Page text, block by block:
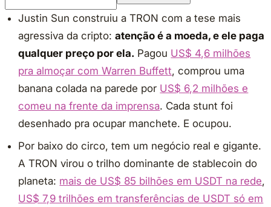
Justin Sun construiu a TRON com a tese mais
agressiva da cripto:atenção é a moeda, e ele paga
qualquer preço por ela. Pagou US$ 4,6 milhões
pra almoçar com Warren Buffett, comprou uma
banana colada na parede por US$ 6,2 milhões e
comeu na frente da imprensa. Cada stunt foi
desenhado pra ocupar manchete. E ocupou.
Por baixo do circo, tem um negócio real e gigante.
A TRON virou o trilho dominante de stablecoin do
planeta: mais de US$ 85 bilhões em USDT na rede,
US$ 7,9 trilhões em transferências de USDT só em